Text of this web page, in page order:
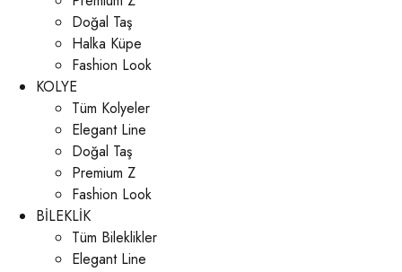
Doğal Taş
Halka Küpe
Fashion Look
KOLYE
Tüm Kolyeler
Elegant Line
Doğal Taş
Premium Z
Fashion Look
BİLEKLİK
Tüm Bileklikler
Elegant Line